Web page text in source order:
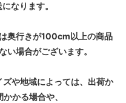
なります。
奥行きが100cm以上の商品
い場合がございます。
や地域によっては、出荷か
かる場合や、